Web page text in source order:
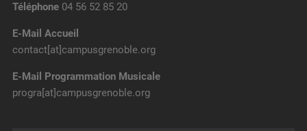
Téléphone04 56 52 85 20
E-Mail Accueil
contact[at]campusgrenoble.org
E-Mail Programmation Musicale
progra[at]campusgrenoble.org